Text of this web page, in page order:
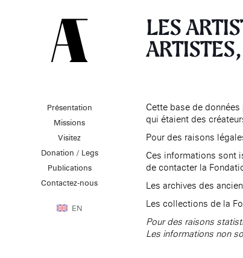
LES
Cette base de
qui étaient des
Pour des raisons
Ces informations sont
de contacter la
Les archives des
Les collections de la
Pour des raisons
Les informations non
Présentation
Fondation des
Équipe
Histoire de la
Patrimoine
Missions
MISSIONS
Soutenir les écoles
Aider à la
d’oeuvres
Attribuer des
Diffuser dans son
d’art, la
Promouvoir la
Produire, dans
résidence de
Visitez
VISITEZ
À NOGENT-SUR-
MABA
des artistes,
Smith-
Parc
Donation / Legs
Publications
Contactez-nous
EN